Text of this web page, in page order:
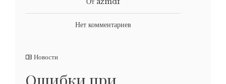
Нет комментариев
Новости